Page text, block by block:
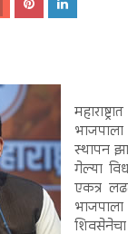
स्थापन
गेल्या
एकत्र